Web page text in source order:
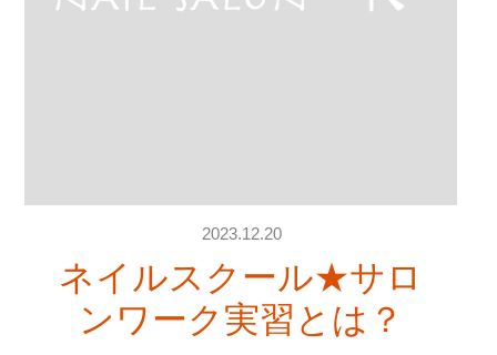
2023.12.20
ネイルスクール★サロ
ンワーク実習とは？